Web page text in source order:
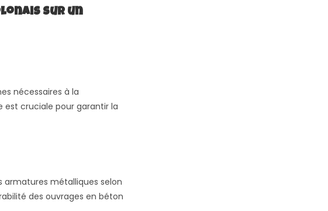
sur un
nécessaires à la
est cruciale pour garantir la
armatures métalliques selon
des ouvrages en béton